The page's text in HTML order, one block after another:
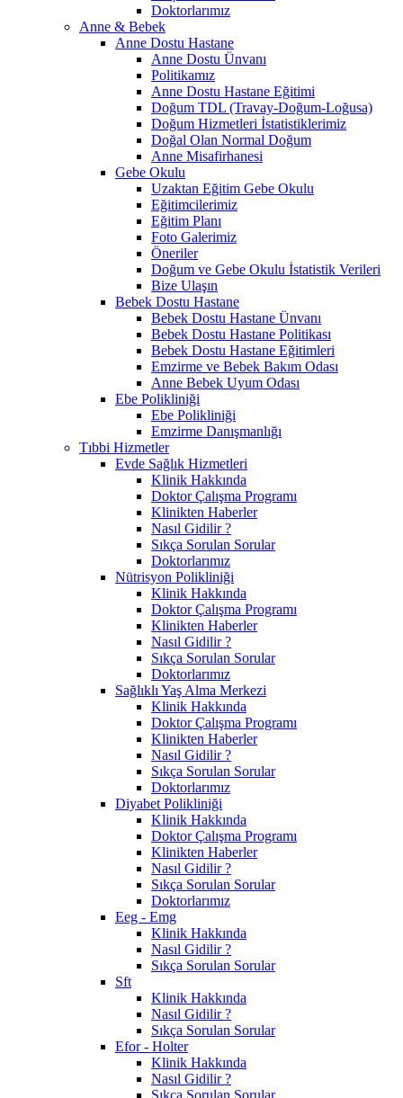
Doktorlarımız
Anne & Bebek
Anne Dostu Hastane
Anne Dostu Ünvanı
Politikamız
Anne Dostu Hastane Eğitimi
Doğum TDL (Travay-Doğum-Loğusa)
Doğum Hizmetleri İstatistiklerimiz
Doğal Olan Normal Doğum
Anne Misafirhanesi
Gebe Okulu
Uzaktan Eğitim Gebe Okulu
Eğitimcilerimiz
Eğitim Planı
Foto Galerimiz
Öneriler
Doğum ve Gebe Okulu İstatistik Verileri
Bize Ulaşın
Bebek Dostu Hastane
Bebek Dostu Hastane Ünvanı
Bebek Dostu Hastane Politikası
Bebek Dostu Hastane Eğitimleri
Emzirme ve Bebek Bakım Odası
Anne Bebek Uyum Odası
Ebe Polikliniği
Ebe Polikliniği
Emzirme Danışmanlığı
Tıbbi Hizmetler
Evde Sağlık Hizmetleri
Klinik Hakkında
Doktor Çalışma Programı
Klinikten Haberler
Nasıl Gidilir ?
Sıkça Sorulan Sorular
Doktorlarımız
Nütrisyon Polikliniği
Klinik Hakkında
Doktor Çalışma Programı
Klinikten Haberler
Nasıl Gidilir ?
Sıkça Sorulan Sorular
Doktorlarımız
Sağlıklı Yaş Alma Merkezi
Klinik Hakkında
Doktor Çalışma Programı
Klinikten Haberler
Nasıl Gidilir ?
Sıkça Sorulan Sorular
Doktorlarımız
Diyabet Polikliniği
Klinik Hakkında
Doktor Çalışma Programı
Klinikten Haberler
Nasıl Gidilir ?
Sıkça Sorulan Sorular
Doktorlarımız
Eeg - Emg
Klinik Hakkında
Nasıl Gidilir ?
Sıkça Sorulan Sorular
Sft
Klinik Hakkında
Nasıl Gidilir ?
Sıkça Sorulan Sorular
Efor - Holter
Klinik Hakkında
Nasıl Gidilir ?
Sıkça Sorulan Sorular